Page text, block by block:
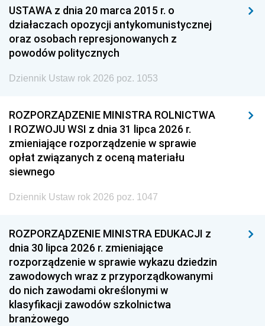
USTAWA z dnia 20 marca 2015 r. o
działaczach opozycji antykomunistycznej
oraz osobach represjonowanych z
powodów politycznych
Dziennik Ustaw rok 2026 poz. 1053
ROZPORZĄDZENIE MINISTRA ROLNICTWA
I ROZWOJU WSI z dnia 31 lipca 2026 r.
zmieniające rozporządzenie w sprawie
opłat związanych z oceną materiału
siewnego
Dziennik Ustaw rok 2026 poz. 1047
ROZPORZĄDZENIE MINISTRA EDUKACJI z
dnia 30 lipca 2026 r. zmieniające
rozporządzenie w sprawie wykazu dziedzin
zawodowych wraz z przyporządkowanymi
do nich zawodami określonymi w
klasyfikacji zawodów szkolnictwa
branżowego